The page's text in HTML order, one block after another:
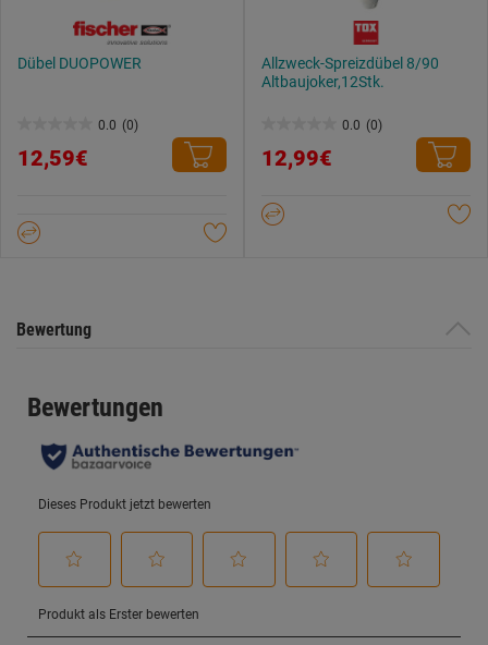
Dübel DUOPOWER
0.0 (0)
von
12,59€
Allzweck-Spreizdübel 8/90
Altbaujoker,12Stk.
0.0 (0)
von
Sternen.
12,99€
Bewertung